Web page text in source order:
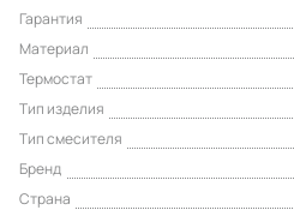
Гарантия
Материал
Термостат
Тип изделия
Тип смесителя
Бренд
Страна